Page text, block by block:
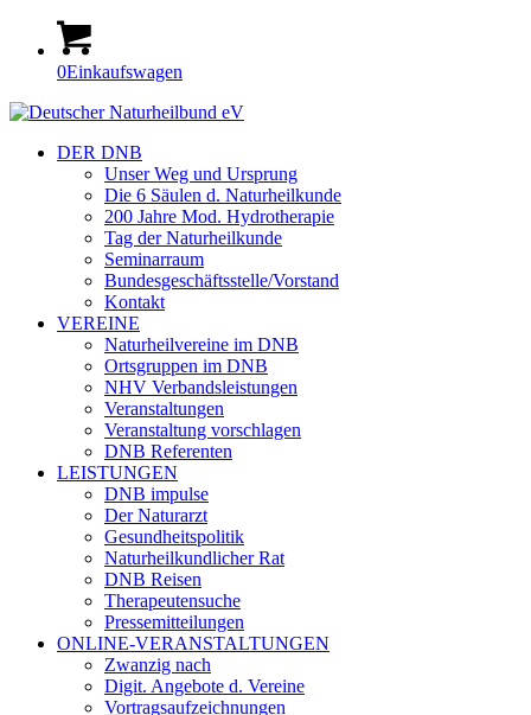
0Einkaufswagen
DER DNB
Unser Weg und Ursprung
Die 6 Säulen d. Naturheilkunde
200 Jahre Mod. Hydrotherapie
Tag der Naturheilkunde
Seminarraum
Bundesgeschäftsstelle/Vorstand
Kontakt
VEREINE
Naturheilvereine im DNB
Ortsgruppen im DNB
NHV Verbandsleistungen
Veranstaltungen
Veranstaltung vorschlagen
DNB Referenten
LEISTUNGEN
DNB impulse
Der Naturarzt
Gesundheitspolitik
Naturheilkundlicher Rat
DNB Reisen
Therapeutensuche
Pressemitteilungen
ONLINE-VERANSTALTUNGEN
Zwanzig nach
Digit. Angebote d. Vereine
Vortragsaufzeichnungen